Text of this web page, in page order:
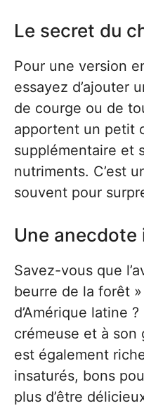
Le secret du
Pour une version
essayez d’ajouter
de courge ou de
apportent un petit
supplémentaire et
nutriments. C’est
souvent pour
Une
Savez-vous que
beurre de la forêt
d’Amérique latine
crémeuse et à
est également
insaturés, bons
plus d’être